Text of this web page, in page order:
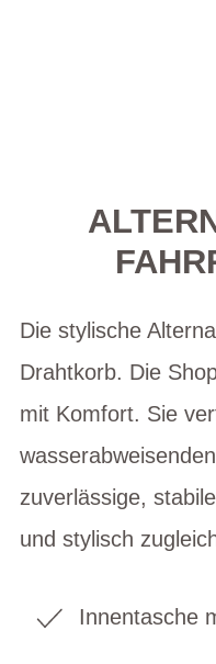
Die stylische
Drahtkorb. Die
mit Komfort. Sie
zuverlässige,
und stylisch
Innentasche